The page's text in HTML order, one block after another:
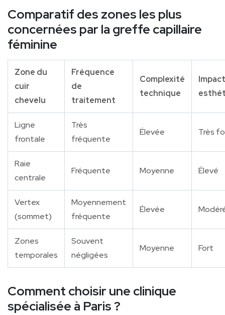
Comparatif des zones les plus
concernées par la greffe capillaire
féminine
Zone du
cuir
chevelu
Fréquence
de
traitement
Complexité
technique
Impact
Ligne
frontale
Très
fréquente
Élevée Très
Raie
centrale
Fréquente Moyenne Élevé
Vertex
(sommet)
Moyennement
fréquente
Élevée
Zones
temporales
Souvent
négligées
Moyenne Fort
Comment choisir une clinique
spécialisée à Paris ?